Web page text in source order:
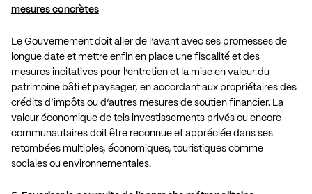
mesures concrètes
Le Gouvernement doit aller de l’avant avec ses promesses de
longue date et mettre enfin en place une fiscalité et des
mesures incitatives pour l’entretien et la mise en valeur du
patrimoine bâti et paysager, en accordant aux propriétaires des
crédits d’impôts ou d’autres mesures de soutien financier. La
valeur économique de tels investissements privés ou encore
communautaires doit être reconnue et appréciée dans ses
retombées multiples, économiques, touristiques comme
sociales ou environnementales.